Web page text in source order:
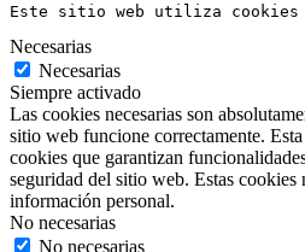
Este sitio web utiliza cookies
Necesarias
Necesarias
Siempre activado
Las cookies necesarias son
sitio web funcione correctamente.
cookies que garantizan
seguridad del sitio web. Estas cookies
información personal.
No necesarias
No necesarias